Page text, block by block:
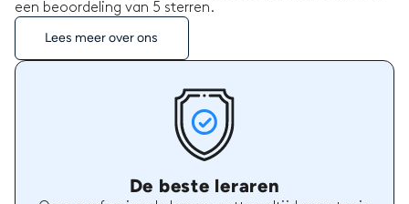
een beoordeling van 5 sterren.
Lees meer over ons
De beste leraren